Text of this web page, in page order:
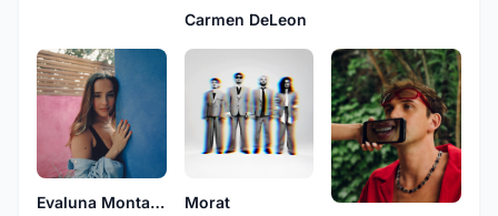
Carmen DeLeon
Evaluna Montaner
Morat